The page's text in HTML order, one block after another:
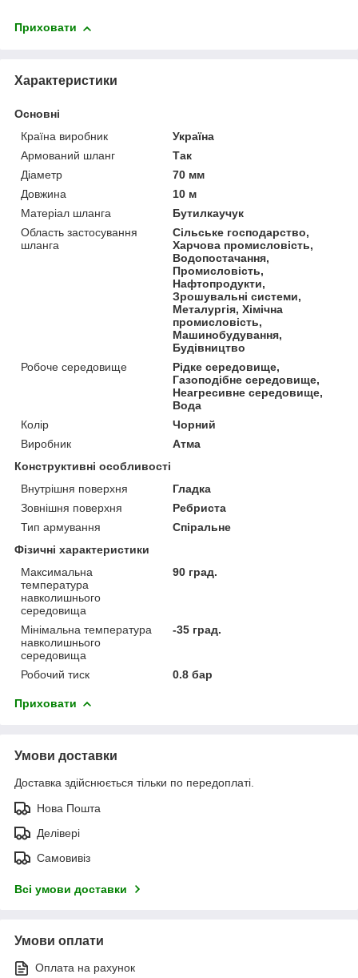
Приховати
Характеристики
Основні
Країна виробник
Україна
Армований шланг
Так
Діаметр
70 мм
Довжина
10 м
Матеріал шланга
Бутилкаучук
Область застосування
шланга
Сільське господарство,
Харчова промисловість,
Водопостачання,
Промисловість,
Нафтопродукти,
Зрошувальні системи,
Металургія, Хімічна
промисловість,
Машинобудування,
Будівництво
Робоче середовище
Рідке середовище,
Газоподібне середовище,
Неагресивне середовище,
Вода
Колір
Чорний
Виробник
Атма
Конструктивні особливості
Внутрішня поверхня
Гладка
Зовнішня поверхня
Ребриста
Тип армування
Спіральне
Фізичні характеристики
Максимальна
температура
навколишнього
середовища
90 град.
Мінімальна температура
навколишнього
середовища
-35 град.
Робочий тиск 0.8 бар
Приховати
Умови доставки
Доставка здійснюється тільки по передоплаті.
Нова Пошта
Делівері
Самовивіз
Всі умови доставки
Умови оплати
Оплата на рахунок